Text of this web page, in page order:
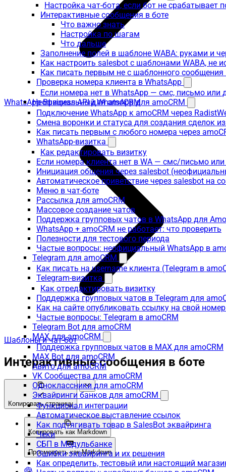
Настройка чат-бота, если бот не срабатывает
Интерактивные сообщения в боте
Что важно знать
Настройка по шагам
Что дальше
Заполнение полей в шаблоне WABA: руками и
Как настроить salesbot с шаблонами WABA, не
Как писать первым не с шаблонного сообщения
Проверка номера клиента в WhatsApp
Если номера нет в WhatsApp — смс, письмо или
Неофициальный WhatsApp для amoCRM
Подключение WhatsApp к amoCRM через
Смена воронки и статуса для создания сделок
Как писать первым с любого номера через
WhatsApp-визитка
Как редактировать визитку
Если номера клиента нет в WA — смс/письмо
Инициация общения через salesbot
Автоматическое приветствие через salesbot на
Меню в чат-боте
Рассылка для amoCRM
Массовое создание чатов
Поддержка групповых чатов в WhatsApp для
WhatsApp + amoCRM не работает: что проверить
Полезности для тестового периода
Частые вопросы: неофициальный WhatsApp в
Telegram для amoCRM
Как писать на username клиента (Telegram в
Telegram-визитка
Как отредактировать визитку
Поддержка групповых чатов в Telegram для
Как на сайте опубликовать ссылку на свой
Частые вопросы: Telegram в amoCRM
Telegram Bot для amoCRM
MAX для amoCRM
Поддержка групповых чатов в MAX для amoCRM
MAX Bot для amoCRM
Авито для amoCRM
VK Сообщества для amoCRM
Одноклассники для amoCRM
Эквайринги банков для amoCRM
Функционал интеграции
Автоматическое выставление ссылок
Как подтягивать товар в SalesBot эквайринга
Чеки
СБП в Модульбанке
Ошибки эквайринга и их решения
Как определить, тестовый или настоящий
WhatsApp Business API для amoCRM
Шаблоны и чат-бот
Интерактивные сообщения в боте
Копировать страницу
Копировать как Markdown
Просмотреть как Markdown